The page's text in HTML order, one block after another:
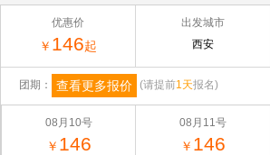
优惠价
￥ 146起
出发城市
西安
团期： 查看更多报价 (请提前1天报名)
08月10号
￥ 146
08月11号
￥ 146